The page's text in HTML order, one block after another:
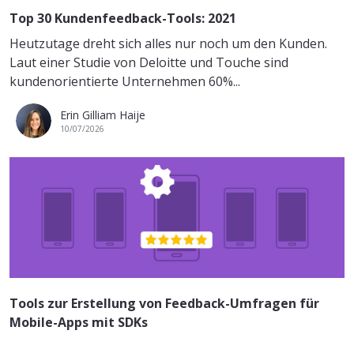
Top 30 Kundenfeedback-Tools: 2021
Heutzutage dreht sich alles nur noch um den Kunden.
Laut einer Studie von Deloitte und Touche sind
kundenorientierte Unternehmen 60%...
Erin Gilliam Haije
10/07/2026
Tools zur Erstellung von Feedback-Umfragen für
Mobile-Apps mit SDKs